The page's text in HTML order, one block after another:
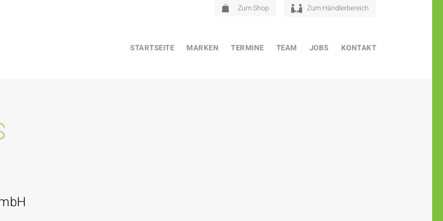
Zum Shop Zum Händlerbereich
STARTSEITE MARKEN TERMINE TEAM JOBS KONTAKT